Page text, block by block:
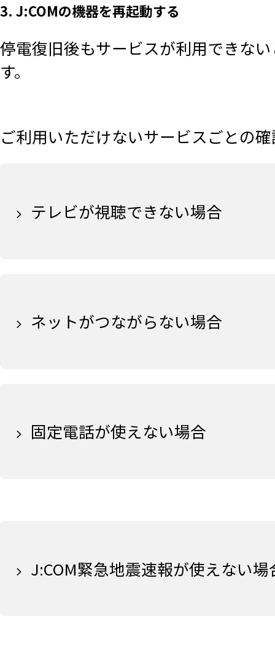
3. J:COMの機器を再起動する
停電復旧後もサービスが利用できな
す。
ご利用いただけないサービスごとの
テレビが視聴できない場合
ネットがつながらない場合
固定電話が使えない場合
J:COM緊急地震速報が使えない場